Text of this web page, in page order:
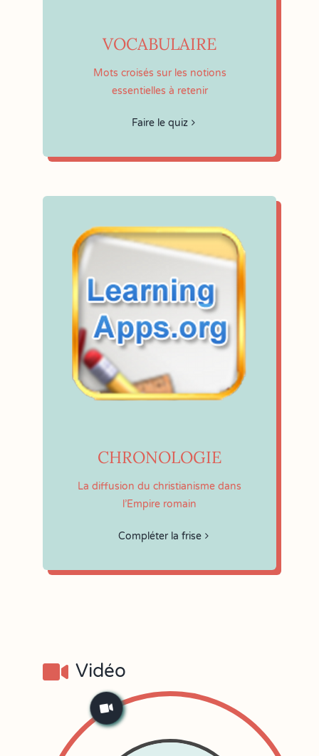
VOCABULAIRE
Mots croisés sur les notions
essentielles à retenir
Faire le quiz
CHRONOLOGIE
La diffusion du christianisme dans
l’Empire romain
Compléter la frise
Vidéo